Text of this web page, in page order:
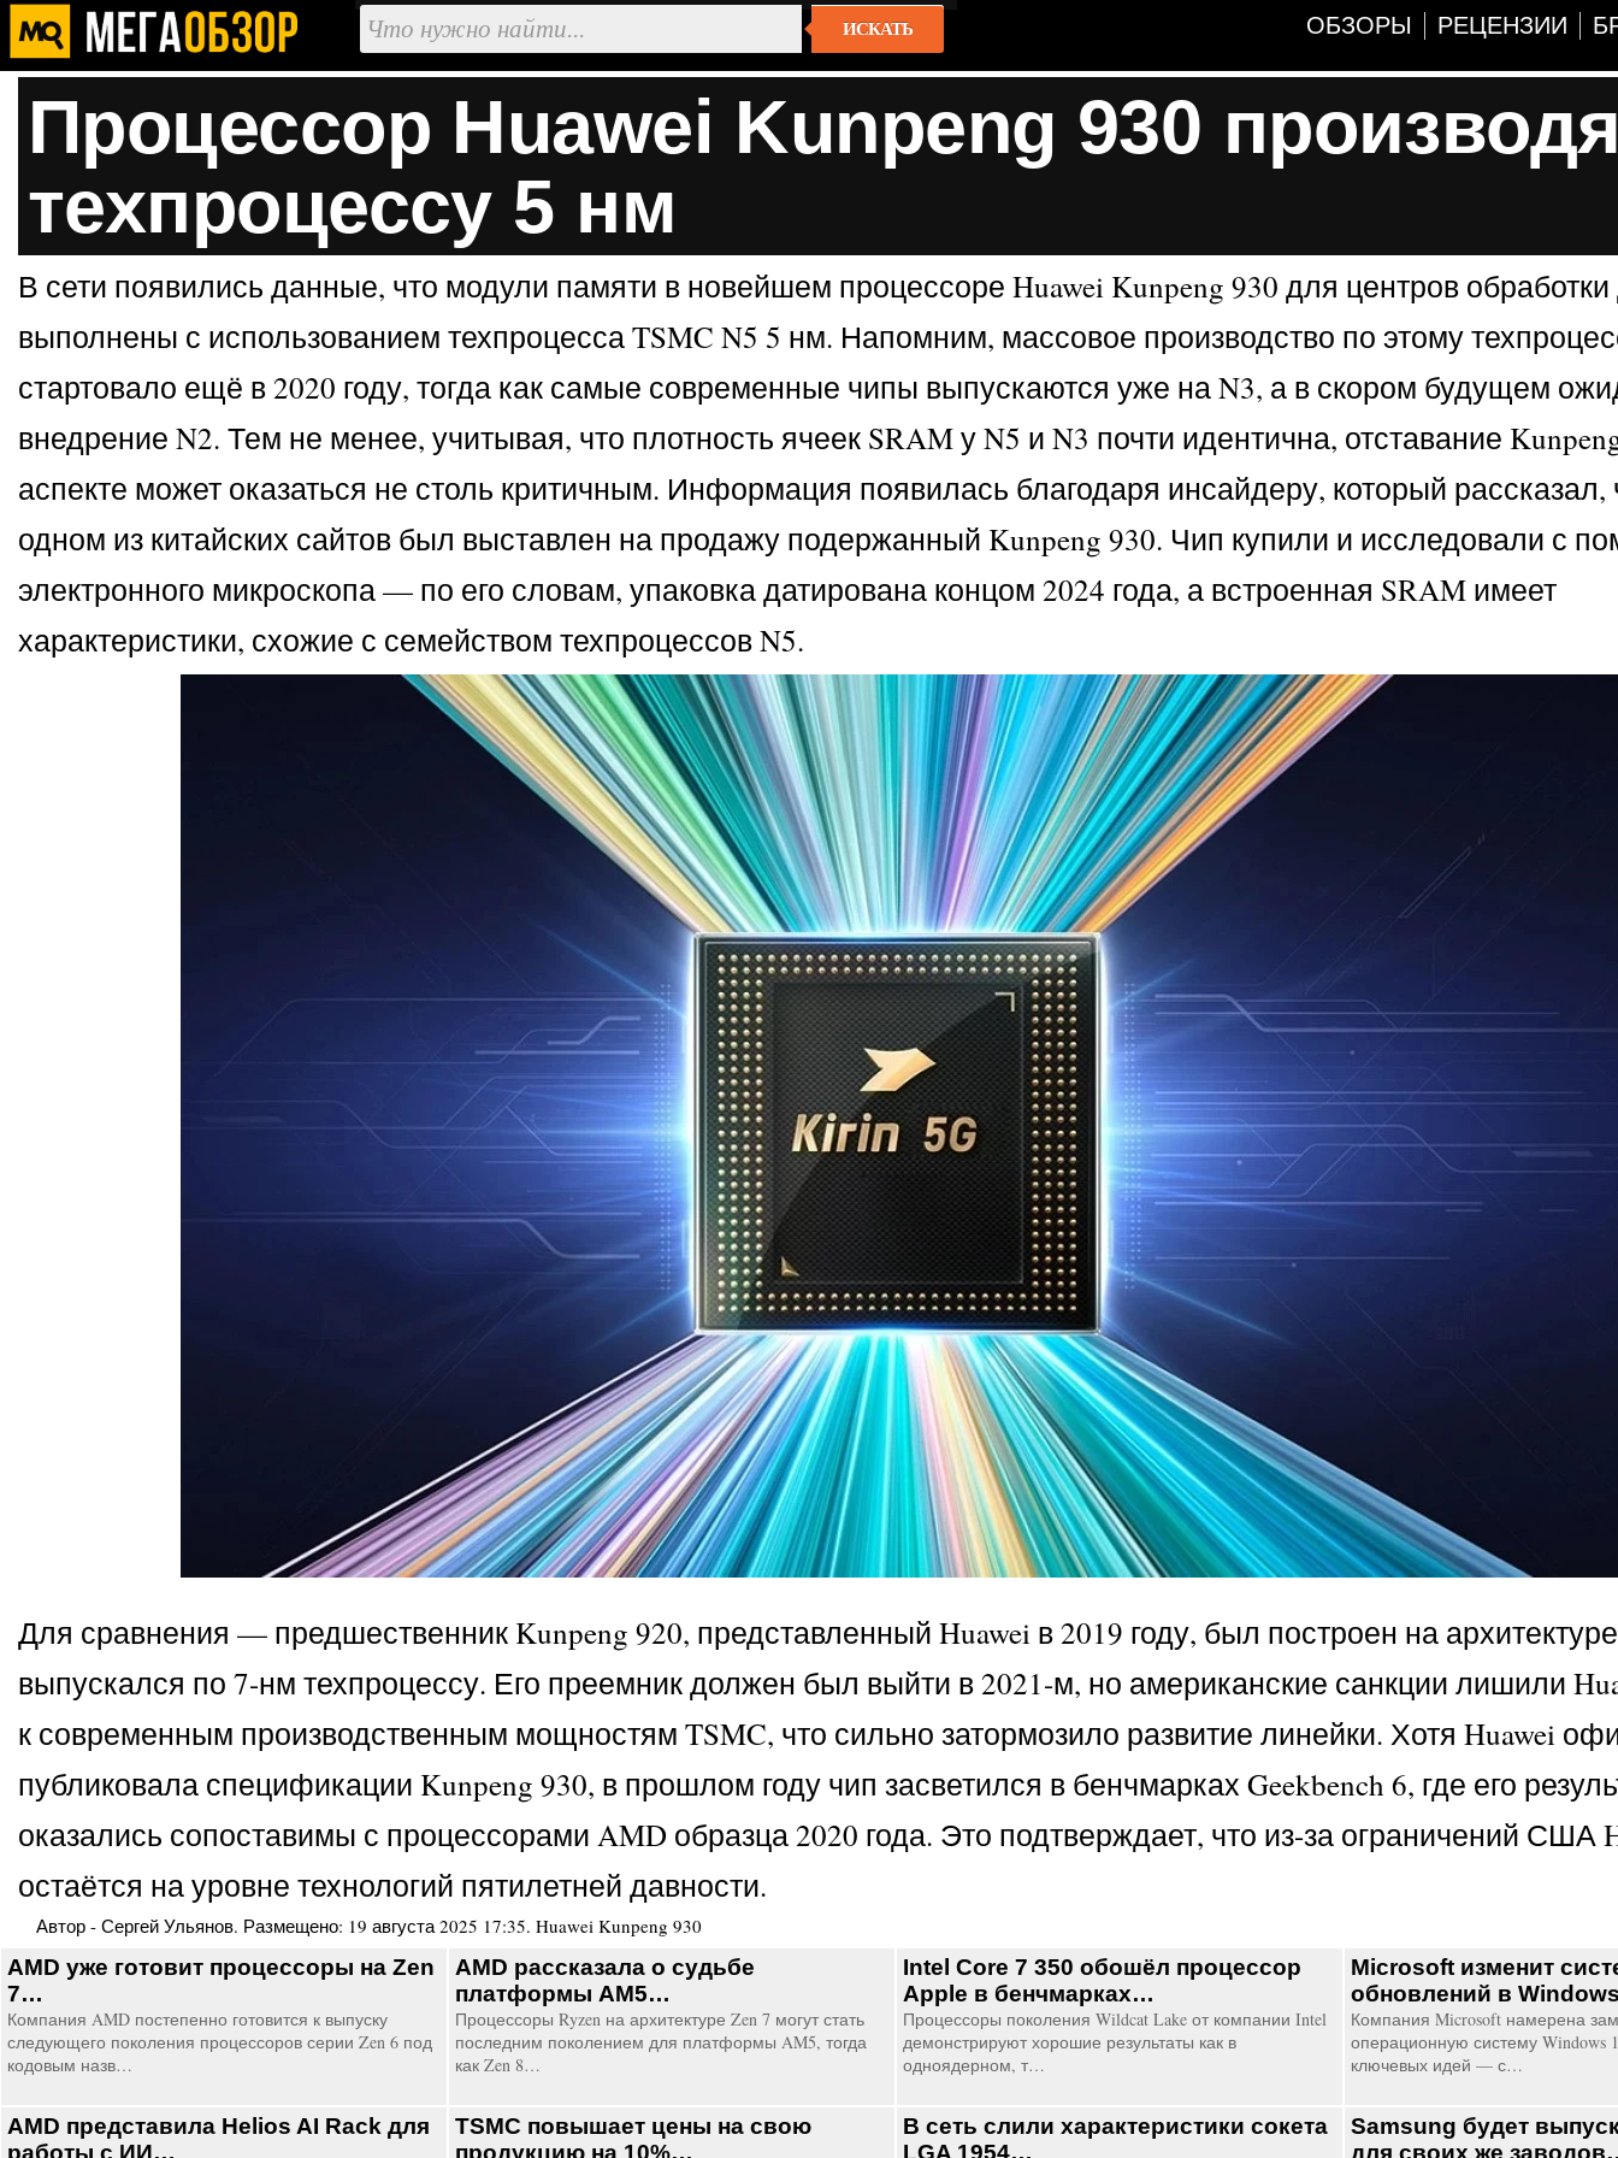
ИСКАТЬ ОБЗОРЫ РЕЦЕНЗИИ
Процессор Huawei Kunpeng 930
техпроцессу 5 нм
В сети появились данные, что модули памяти в новейшем процессоре Huawei Kunpeng 930 для центров
выполнены с использованием техпроцесса TSMC N5 5 нм. Напомним, массовое производство по этому
стартовало ещё в 2020 году, тогда как самые современные чипы выпускаются уже на N3, а в скором будущем
внедрение N2. Тем не менее, учитывая, что плотность ячеек SRAM у N5 и N3 почти идентична, отставание
аспекте может оказаться не столь критичным. Информация появилась благодаря инсайдеру, который рассказал,
одном из китайских сайтов был выставлен на продажу подержанный Kunpeng 930. Чип купили и исследовали с
электронного микроскопа — по его словам, упаковка датирована концом 2024 года, а встроенная SRAM имеет
характеристики, схожие с семейством техпроцессов N5.
Для сравнения — предшественник Kunpeng 920, представленный Huawei в 2019 году, был построен на
выпускался по 7-нм техпроцессу. Его преемник должен был выйти в 2021-м, но американские санкции лишили
к современным производственным мощностям TSMC, что сильно затормозило развитие линейки. Хотя Huawei
публиковала спецификации Kunpeng 930, в прошлом году чип засветился в бенчмарках Geekbench 6, где его
оказались сопоставимы с процессорами AMD образца 2020 года. Это подтверждает, что из-за ограничений США
остаётся на уровне технологий пятилетней давности.
Автор - Сергей Ульянов. Размещено: 19 августа 2025 17:35. Huawei Kunpeng 930
AMD уже готовит процессоры на Zen
7…
Компания AMD постепенно готовится к выпуску
следующего поколения процессоров серии Zen 6 под
кодовым назв…
AMD рассказала о судьбе
платформы AM5…
Процессоры Ryzen на архитектуре Zen 7 могут стать
последним поколением для платформы AM5, тогда
как Zen 8…
Intel Core 7 350 обошёл процессор
Apple в бенчмарках…
Процессоры поколения Wildcat Lake от компании Intel
демонстрируют хорошие результаты как в
одноядерном, т…
Microsoft изменит
обновлений в
Компания Microsoft намерена
операционную систему Windows
ключевых идей — с…
AMD представила Helios AI Rack для
работы с ИИ…
TSMC повышает цены на свою
продукцию на 10%…
В сеть слили характеристики сокета
LGA 1954…
Samsung будет
для своих же